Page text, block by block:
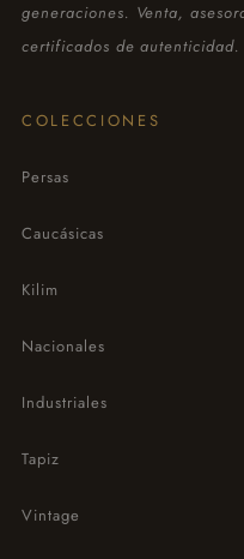
generaciones. Venta,
certificados de autenticidad.
COLECCIONES
Persas
Caucásicas
Kilim
Nacionales
Industriales
Tapiz
Vintage